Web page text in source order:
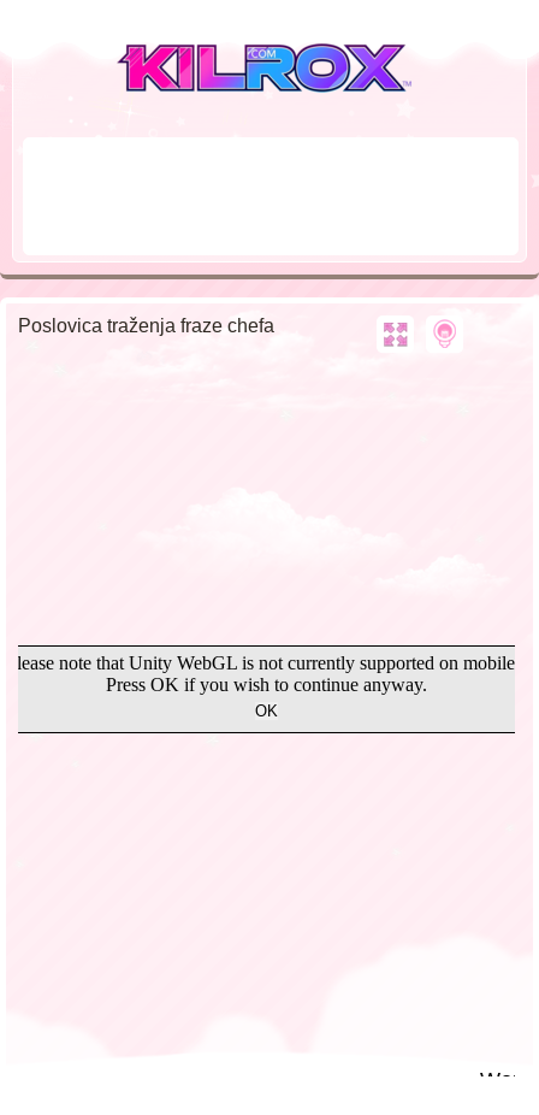
Poslovica traženja fraze chefa